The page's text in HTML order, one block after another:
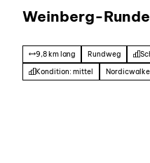
Weinberg-Runde
9,8 km lang Rundweg
Kondition: mittel